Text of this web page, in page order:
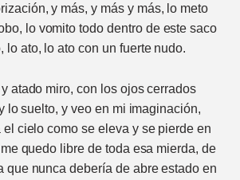
y más, y más y más, lo meto
lo vomito todo dentro de este saco
lo ato, lo ato con un fuerte nudo.
atado miro, con los ojos cerrados
lo suelto, y veo en mi imaginación,
cielo como se eleva y se pierde en
quedo libre de toda esa mierda, de
que nunca debería de abre estado en